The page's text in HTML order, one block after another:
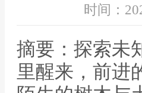
时间：
摘要：探索未
里醒来，前进